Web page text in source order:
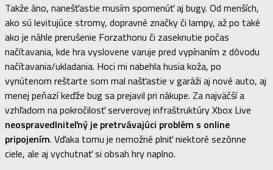
Takže áno, nanešťastie musím spomenúť aj bugy. Od menších,
ako sú levitujúce stromy, dopravné značky či lampy, až po také
ako je náhle prerušenie Forzathonu či zaseknutie počas
načítavania, kde hra vyslovene varuje pred vypínaním z dôvodu
načítavania/ukladania. Hoci mi nabehla husia koža, po
vynútenom reštarte som mal našťastie v garáži aj nové auto, aj
menej peňazí keďže bug sa prejavil pri nákupe. Za najväčší a
vzhľadom na pokročilosť serverovej infraštruktúry Xbox Live
neospravedlniteľný je pretrvávajúci problém s online
pripojením. Vďaka tomu je nemožné plniť niektoré sezónne
ciele, ale aj vychutnať si obsah hry naplno.